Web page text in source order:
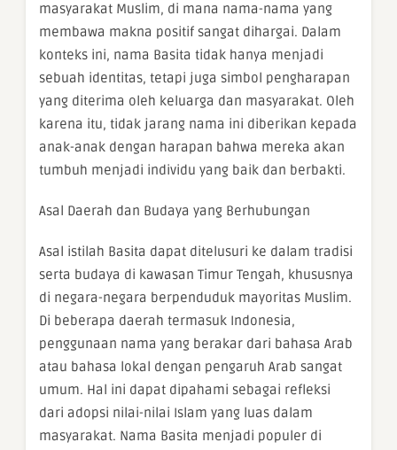
masyarakat Muslim, di mana nama-nama yang
membawa makna positif sangat dihargai. Dalam
konteks ini, nama Basita tidak hanya menjadi
sebuah identitas, tetapi juga simbol pengharapan
yang diterima oleh keluarga dan masyarakat. Oleh
karena itu, tidak jarang nama ini diberikan kepada
anak-anak dengan harapan bahwa mereka akan
tumbuh menjadi individu yang baik dan berbakti.
Asal Daerah dan Budaya yang Berhubungan
Asal istilah Basita dapat ditelusuri ke dalam tradisi
serta budaya di kawasan Timur Tengah, khususnya
di negara-negara berpenduduk mayoritas Muslim.
Di beberapa daerah termasuk Indonesia,
penggunaan nama yang berakar dari bahasa Arab
atau bahasa lokal dengan pengaruh Arab sangat
umum. Hal ini dapat dipahami sebagai refleksi
dari adopsi nilai-nilai Islam yang luas dalam
masyarakat. Nama Basita menjadi populer di